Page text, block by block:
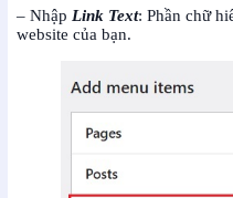
– Nhập Link Text: Phần chữ
website của bạn.